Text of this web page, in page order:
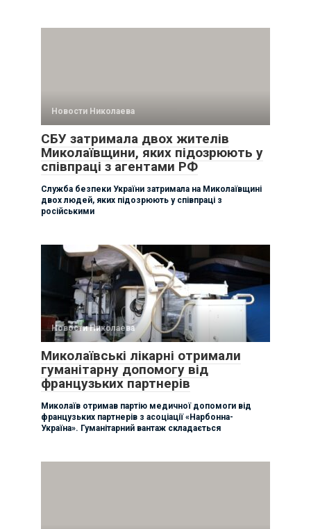
Новости Николаева
СБУ затримала двох жителів
Миколаївщини, яких підозрюють у
співпраці з агентами РФ
Служба безпеки України затримала на Миколаївщині
двох людей, яких підозрюють у співпраці з
російськими
Новости Николаева
Миколаївські лікарні отримали
гуманітарну допомогу від
французьких партнерів
Миколаїв отримав партію медичної допомоги від
французьких партнерів з асоціації «Нарбонна-
Україна». Гуманітарний вантаж складається